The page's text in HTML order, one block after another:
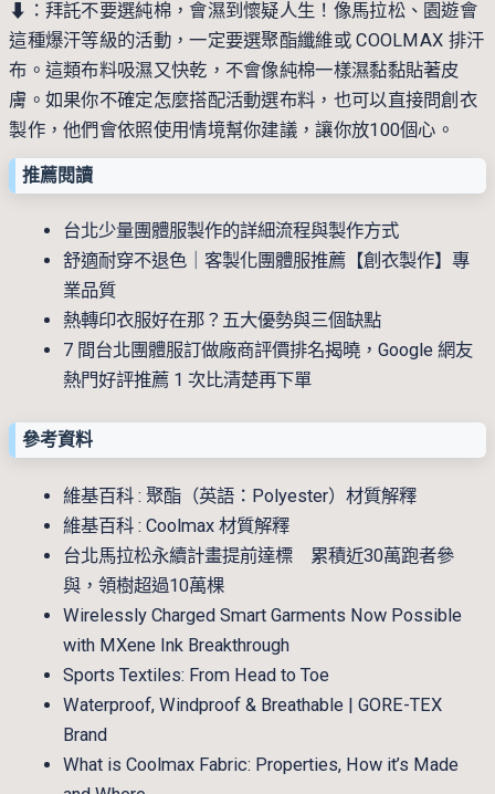
⬇︎：拜託不要選純棉，會濕到懷疑人生！像馬拉松、園遊會
這種爆汗等級的活動，一定要選聚酯纖維或 COOLMAX 排汗
布。這類布料吸濕又快乾，不會像純棉一樣濕黏黏貼著皮
膚。如果你不確定怎麼搭配活動選布料，也可以直接問創衣
製作，他們會依照使用情境幫你建議，讓你放100個心。
推薦閱讀
台北少量團體服製作的詳細流程與製作方式
舒適耐穿不退色｜客製化團體服推薦【創衣製作】專
業品質
熱轉印衣服好在那？五大優勢與三個缺點
7 間台北團體服訂做廠商評價排名揭曉，Google 網友
熱門好評推薦 1 次比清楚再下單
參考資料
維基百科 : 聚酯（英語：Polyester）材質解釋
維基百科 : Coolmax 材質解釋
台北馬拉松永續計畫提前達標 累積近30萬跑者參
與，領樹超過10萬棵
Wirelessly Charged Smart Garments Now Possible
with MXene Ink Breakthrough
Sports Textiles: From Head to Toe
Waterproof, Windproof & Breathable | GORE-TEX
Brand
What is Coolmax Fabric: Properties, How it’s Made